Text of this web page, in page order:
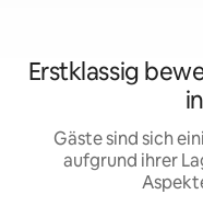
Erstklassig
Gäste sind sich
aufgrund ihrer